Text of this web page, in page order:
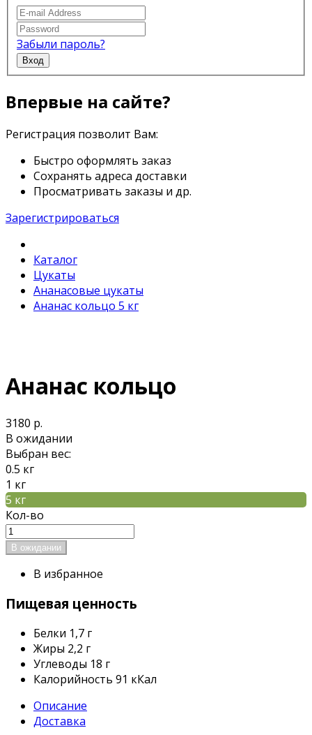
Забыли пароль?
Вход
Впервые на сайте?
Регистрация позволит Вам:
Быстро оформлять заказ
Сохранять адреса доставки
Просматривать заказы и др.
Зарегистрироваться
Каталог
Цукаты
Ананасовые цукаты
Ананас кольцо 5 кг
Ананас кольцо
3180 р.
В ожидании
Выбран вес:
0.5 кг
1 кг
5 кг
Кол-во
В избранное
Пищевая ценность
Белки 1,7 г
Жиры 2,2 г
Углеводы 18 г
Калорийность 91 кКал
Описание
Доставка